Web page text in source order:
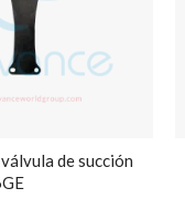
de succión